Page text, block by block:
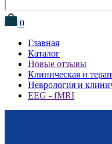
0
Главная
Каталог
Новые отзывы
Клиническая и
Неврология и
EEG - fMRI